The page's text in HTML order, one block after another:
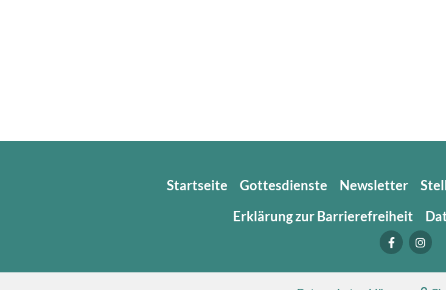
Startseite Gottesdienste Newsletter
Erklärung zur Barrierefreiheit